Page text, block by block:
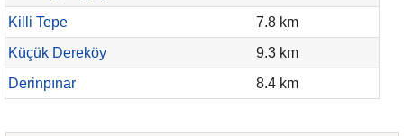
Killi Tepe
7.8 km
Küçük Dereköy
9.3 km
Derinpınar
8.4 km